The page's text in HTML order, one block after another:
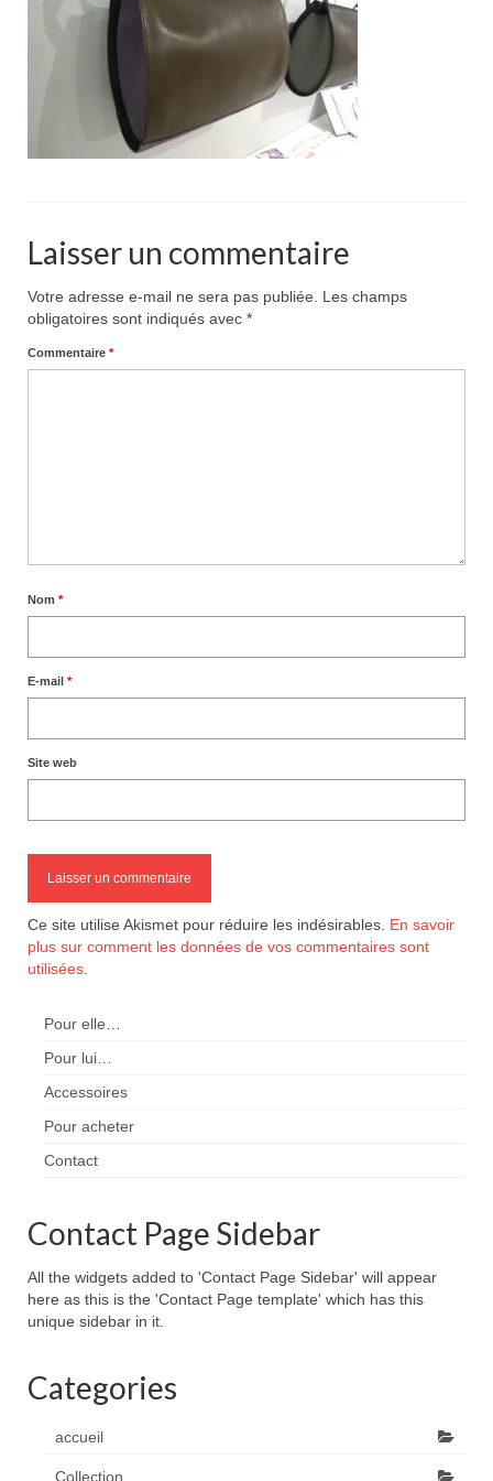
Pour acheter
Contact
Laisser un commentaire
Votre adresse e-mail ne sera pas publiée.
Les champs
obligatoires sont indiqués avec *
Commentaire *
Nom *
E-mail *
Site web
Ce site utilise Akismet pour réduire les indésirables. En savoir
plus sur comment les données de vos commentaires sont
utilisées
Pour elle…
Pour lui…
Accessoires
Pour acheter
Contact
Contact Page Sidebar
All the widgets added to 'Contact Page Sidebar' will appear
here as this is the 'Contact Page template' which has this
unique sidebar in it.
Categories
accueil
Collection